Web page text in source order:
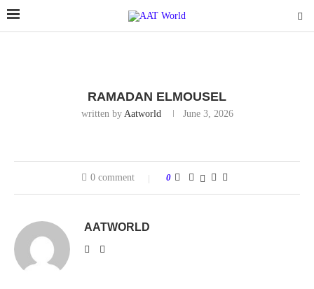
RAMADAN ELMOUSEL
written by Aatworld June 3, 2026
0 comment 0
AATWORLD